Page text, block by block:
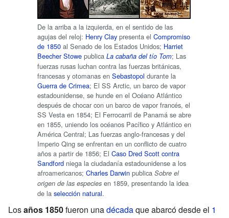
De la arriba a la izquierda, en el sentido de las
agujas del reloj: Henry Clay presenta el Compromiso
de 1850 al Senado de los Estados Unidos; Harriet
Beecher Stowe publica La cabaña del tío Tom; Las
fuerzas rusas luchan contra las fuerzas británicas,
francesas y otomanas en Sebastopol durante la
Guerra de Crimea; El SS Arctic, un barco de vapor
estadounidense, se hunde en el Océano Atlántico
después de chocar con un barco de vapor francés, el
SS Vesta en 1854; El Ferrocarril de Panamá se abre
en 1855, uniendo los océanos Pacífico y Atlántico en
América Central; Las fuerzas anglo-francesas y del
Imperio Qing se enfrentan en un conflicto de cuatro
años a partir de 1856; El Caso Dred Scott contra
Sandford niega la ciudadanía estadounidense a los
afroamericanos; Charles Darwin publica Sobre el
origen de las especies en 1859, presentando la idea
de la selección natural.
Losaños 1850fueron unadécadaque abarcó desde el 1